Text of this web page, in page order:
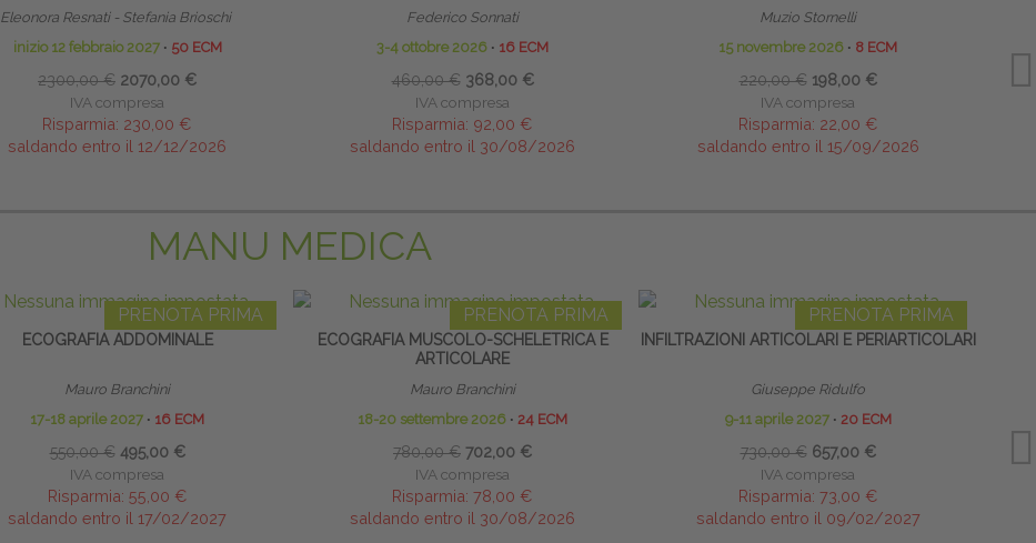
Eleonora Resnati - Stefania Brioschi
inizio 12 febbraio 2027 ∙ 50 ECM
2300,00 € 2070,00 €
IVA compresa
Risparmia: 230,00 €
saldando entro il 12/12/2026
Federico Sonnati
3-4 ottobre 2026 ∙ 16 ECM
460,00 € 368,00 €
IVA compresa
Risparmia: 92,00 €
saldando entro il 30/08/2026
Muzio Stornelli
15 novembre 2026 ∙ 8 ECM
220,00 € 198,00 €
IVA compresa
Risparmia: 22,00 €
saldando entro il 15/09/2026
MANU MEDICA
PRENOTA PRIMA
ECOGRAFIA ADDOMINALE
Mauro Branchini
17-18 aprile 2027 ∙ 16 ECM
550,00 € 495,00 €
IVA compresa
Risparmia: 55,00 €
saldando entro il 17/02/2027
PRENOTA PRIMA
ECOGRAFIA MUSCOLO-SCHELETRICA E
ARTICOLARE
Mauro Branchini
18-20 settembre 2026 ∙ 24 ECM
780,00 € 702,00 €
IVA compresa
Risparmia: 78,00 €
saldando entro il 30/08/2026
PRENOTA PRIMA
INFILTRAZIONI ARTICOLARI E PERIARTICOLARI
Giuseppe Ridulfo
9-11 aprile 2027 ∙ 20 ECM
730,00 € 657,00 €
IVA compresa
Risparmia: 73,00 €
saldando entro il 09/02/2027